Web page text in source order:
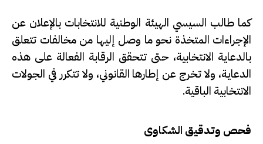
كما طالب السيسي الهيئة الوطنية للانتخابات بالإعلان عن
الإجراءات المتخذة نحو ما وصل إليها من مخالفات تتعلق
بالدعاية الانتخابية، حتى تتحقق الرقابة الفعالة على هذه
الدعاية، ولا تخرج عن إطارها القانوني، ولا تتكرر في الجولات
الانتخابية الباقية.
فحص وتدقيق الشكاوى